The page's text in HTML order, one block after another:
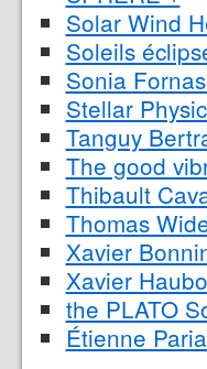
Solar Wind
Soleils
Sonia
Stellar
Tanguy
The good
Thibault
Thomas
Xavier
Xavier
the PLATO
Étienne